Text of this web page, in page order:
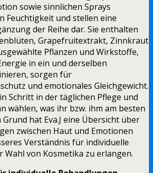
sowie sinnlichen Sprays
Feuchtigkeit und stellen eine
der Reihe dar. Sie enthalten
Grapefruitextrakt, Zinnkraut
Pflanzen und Wirkstoffe,
in ein und derselben
sorgen für
und emotionales Gleichgewicht.
Schritt in der täglichen Pflege und
wählen, was ihr bzw. ihm am besten
Grund hat Eva.J eine Übersicht über
zwischen Haut und Emotionen
Verständnis für individuelle
Wahl von Kosmetika zu erlangen.